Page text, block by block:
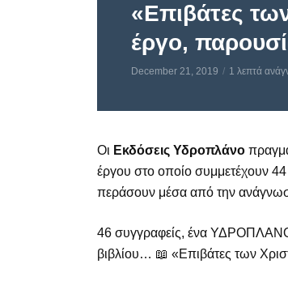
«Επιβάτες
έργο,
December 21, 2019 1 λεπτά
Οι Εκδόσεις Υδροπλάνο
έργου στο οποίο συμμετέχουν
περάσουν μέσα από την
46 συγγραφείς, ένα ΥΔΡΟΠΛΑΝΟ
βιβλίου… 📖 «Επιβάτες των